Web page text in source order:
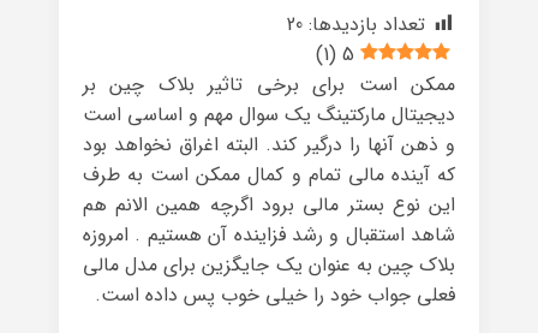
تعداد بازدیدها: 20
5
(
1
)
ممکن است برای برخی تاثیر بلاک چین بر
دیجیتال مارکتینگ یک سوال مهم و اساسی است
و ذهن آنها را درگیر کند. البته اغراق نخواهد بود
که آینده مالی تمام و کمال ممکن است به طرف
این نوع بستر مالی برود اگرچه همین الانم هم
شاهد استقبال و رشد فزاینده آن هستیم . امروزه
بلاک چین به عنوان یک جایگزین برای مدل مالی
فعلی جواب خود را خیلی خوب پس داده است.